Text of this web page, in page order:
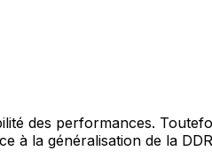
des performances.
à la généralisation de la